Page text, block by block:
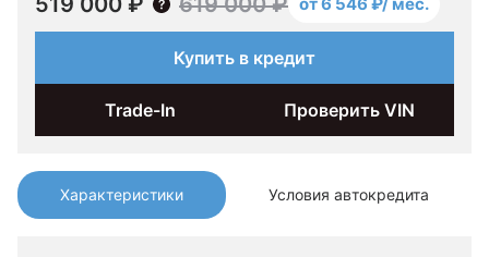
Характеристики Условия автокредита
Купить в кредит
Trade-In Проверить VIN